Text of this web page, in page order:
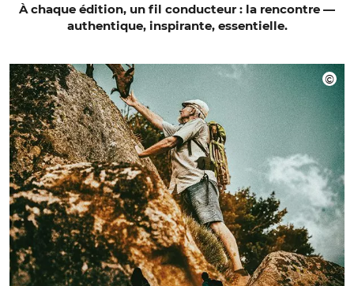
À chaque édition, un fil conducteur : la rencontre —
authentique, inspirante, essentielle.